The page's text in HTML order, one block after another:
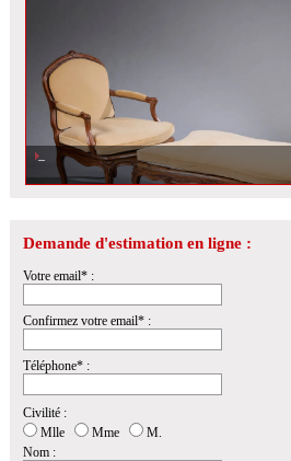
Demande d'estimation en ligne :
Votre email* :
Confirmez votre email* :
Téléphone* :
Civilité :
Mlle
Mme
M.
Nom :